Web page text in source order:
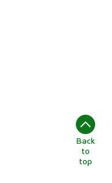
Back
to
top